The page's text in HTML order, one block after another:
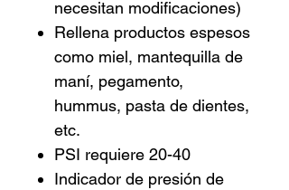
necesitan modificaciones)
Rellena productos espesos
como miel, mantequilla de
maní, pegamento,
hummus, pasta de dientes,
etc.
PSI requiere 20-40
Indicador de presión de